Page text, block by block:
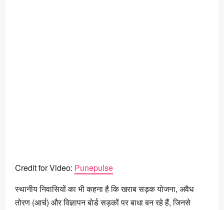
Credit for Video: Punepulse
स्थानीय निवासियों का भी कहना है कि खराब सड़क योजना, अवैध
तोरण (आर्च) और विज्ञापन बोर्ड सड़कों पर बाधा बन रहे हैं, जिनसे